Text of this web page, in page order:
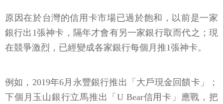
原因在於台灣的信用卡市場已過於飽和，以前是一家
銀行出1張神卡，隔年才會有另一家銀行取而代之；現
在競爭激烈，已經變成各家銀行每個月推1張神卡。
例如，2019年6月永豐銀行推出「大戶現金回饋卡」；
下個月玉山銀行立馬推出「U Bear信用卡」應戰，把